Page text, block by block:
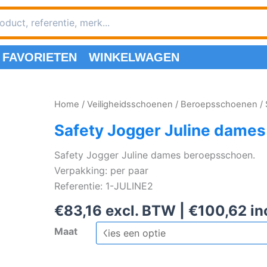
FAVORIETEN WINKELWAGEN
Home / Veiligheidsschoenen / Beroepsschoenen /
Safety Jogger Juline
Safety Jogger Juline dames beroepsschoen.
Verpakking: per paar
Referentie: 1-JULINE2
€83,16 excl. BTW | €100,62
Maat